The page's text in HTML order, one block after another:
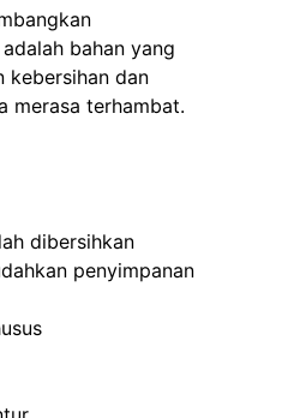
bahan yang
kebersihan dan
merasa terhambat.
dibersihkan
penyimpanan